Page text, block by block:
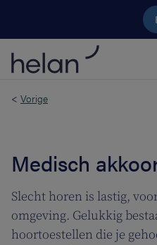
Ga naar
< Vorige
Medisch
Slecht horen is lastig,
omgeving. Gelukkig
hoortoestellen die je